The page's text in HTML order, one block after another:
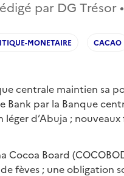
par DG Trésor
MONETAIRE CACAO
centrale maintien sa
Bank par la Banque
léger d’Abuja ;
Cocoa Board
fèves ; une obligation